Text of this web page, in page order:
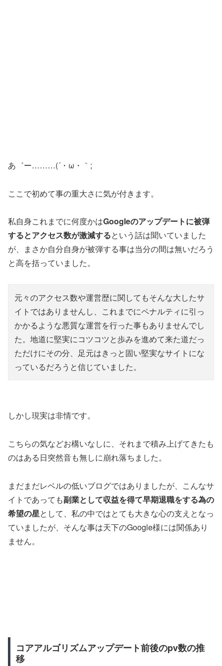
あ゛ー………(´・ω・｀;
ここで初めて事の重大さに気が付きます。
私自身これまでに何度かはGoogleのアップデートに被弾
するとアクセス数が激減するという話は聞いていました
が、まさか自分自身が被弾する事は当分の間は無いだろう
と高を括っていました。
元々のアクセス数や運営歴に関してもそんな大したサ
イトではありませんし、これまでにペナルティに引っ
かかるような悪質な運営を行った事もありませんでし
た。地道に堅実にコツコツと歩みを進めて来た道だっ
ただけにその分、足元はきっと固い堅実なサイトにな
っているだろうと信じていました。
しかし現実は非情です。
こちらの気などお構いなしに、それまで積み上げてきたも
のはある日突然音も無しに崩れ落ちました。
まだまだレベルの低いブログではありましたが、こんなサ
イトであっても副業として収益を得て早期退職をする為の
希望の星として、私の中ではとても大きな心の支えとなっ
ていましたが、そんな事は天下のGoogle様には関係あり
ません。
コアアルゴリズムアップデート前後のpv数の推
移